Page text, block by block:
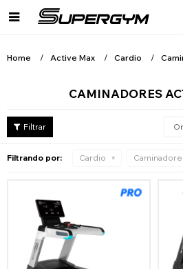

Home Active Max Cardio
CAMINADORES
Filtrando por: Cardio